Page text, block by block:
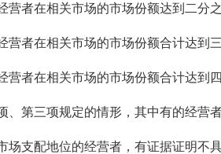
者在相关市场的市场份额达到二分
者在相关市场的市场份额合计达到
者在相关市场的市场份额合计达到
第三项规定的情形，其中有的经营
支配地位的经营者，有证据证明不